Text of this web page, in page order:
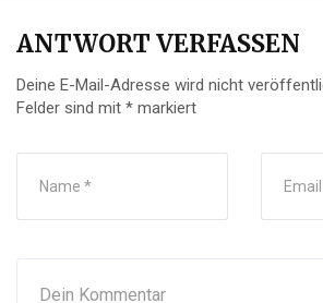
ANTWORT VERFASSEN
Deine E-Mail-Adresse wird nicht
Felder sind mit * markiert